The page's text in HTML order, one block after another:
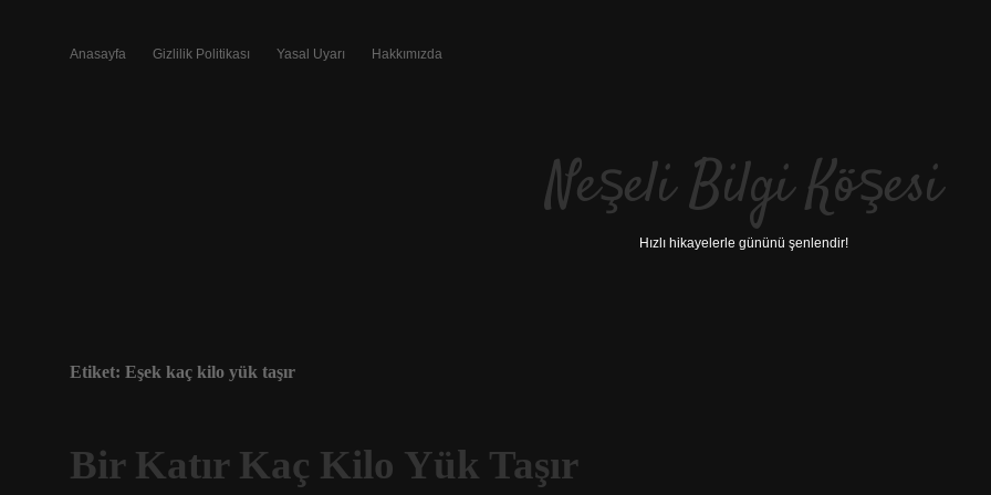
Anasayfa Gizlilik Politikası Yasal Uyarı Hakkımızda
Neşeli Bilgi Köşesi
Hızlı hikayelerle gününü şenlendir!
Etiket: Eşek kaç kilo yük taşır
Bir Katır Kaç Kilo Yük Taşır